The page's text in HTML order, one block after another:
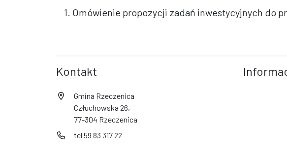
1. Omówienie propozycji zadań inwestycyjnych do
Kontakt
Gmina Rzeczenica
Człuchowska 26,
77-304 Rzeczenica
tel 59 83 317 22